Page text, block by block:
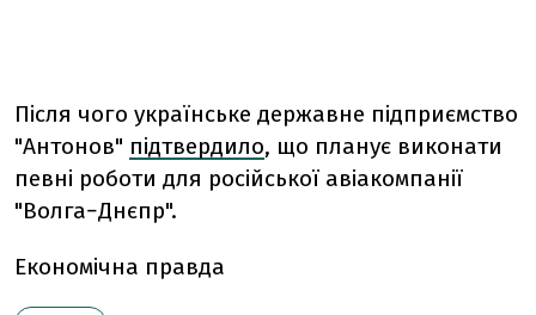
Після чого українське державне підприємство
"Антонов" підтвердило, що планує виконати
певні роботи для російської авіакомпанії
"Волга−Днєпр".
Економічна правда